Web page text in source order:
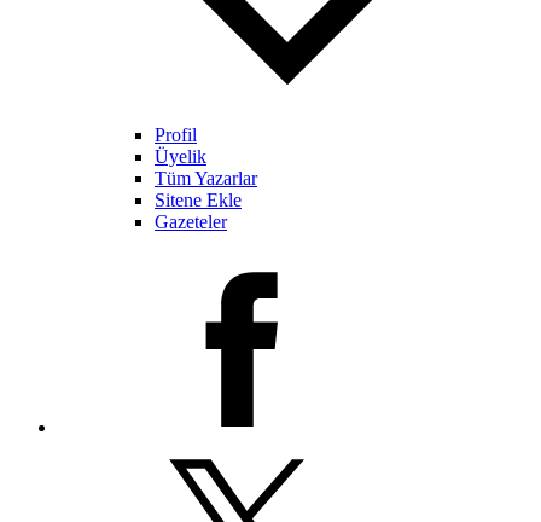
Profil
Üyelik
Tüm Yazarlar
Sitene Ekle
Gazeteler